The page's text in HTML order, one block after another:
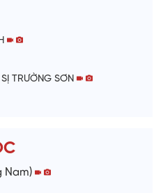
V
i
e
o
TRƯỜNG SƠN
Nam)